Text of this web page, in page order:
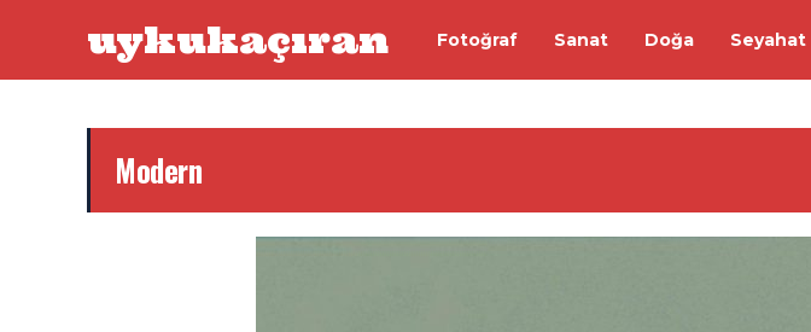
uykukaçıran Fotoğraf Sanat Doğa Seyahat
Modern